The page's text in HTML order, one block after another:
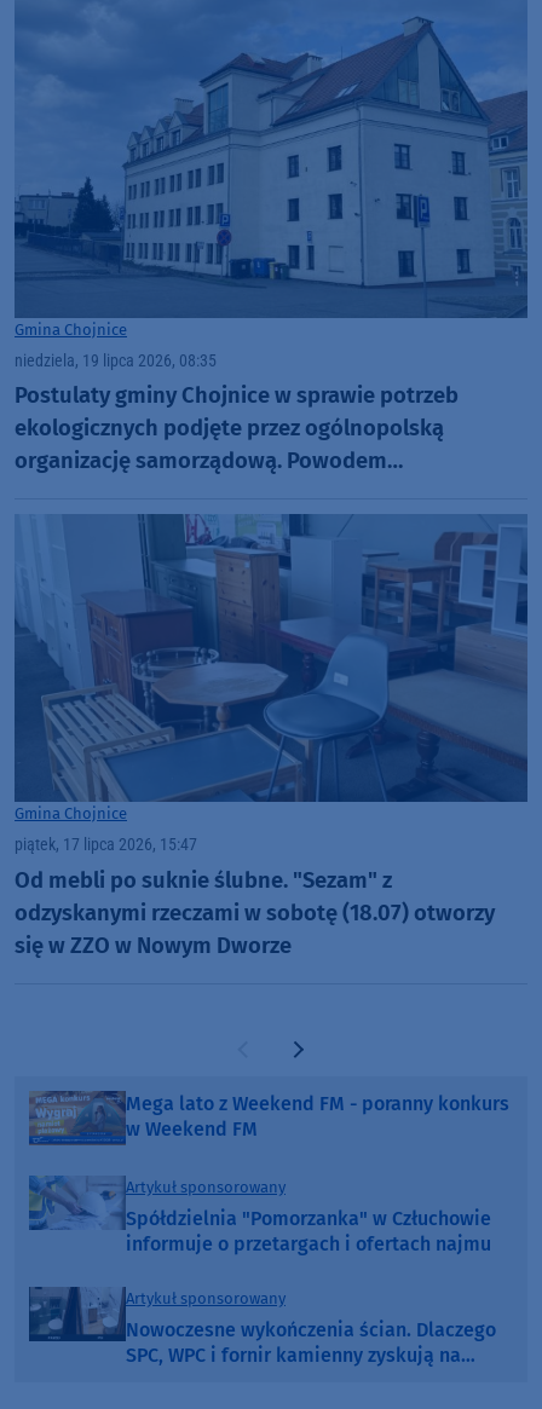
Gmina Chojnice
niedziela, 19 lipca 2026, 08:35
Postulaty gminy Chojnice w sprawie potrzeb
ekologicznych podjęte przez ogólnopolską
organizację samorządową. Powodem
Gmina Chojnice
piątek, 17 lipca 2026, 15:47
Od mebli po suknie ślubne. "Sezam" z
odzyskanymi rzeczami w sobotę (18.07) otworzy
się w ZZO w Nowym Dworze
Poprzednia strona
Następna strona
Mega lato z Weekend FM - poranny konkurs
w Weekend FM
Artykuł sponsorowany
Spółdzielnia "Pomorzanka" w Człuchowie
informuje o przetargach i ofertach najmu
Artykuł sponsorowany
Nowoczesne wykończenia ścian. Dlaczego
SPC, WPC i fornir kamienny zyskują na